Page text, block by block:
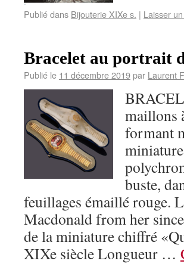
Publié dans Bijouterie XIXe s. | Laisser
Bracelet au portrait
Publié le 11 décembre 2019par Laurent
maillons
formant
buste,
feuillages émaillé rouge.
Macdonald from her
de la miniature chiffré
XIXe siècle Longueur …